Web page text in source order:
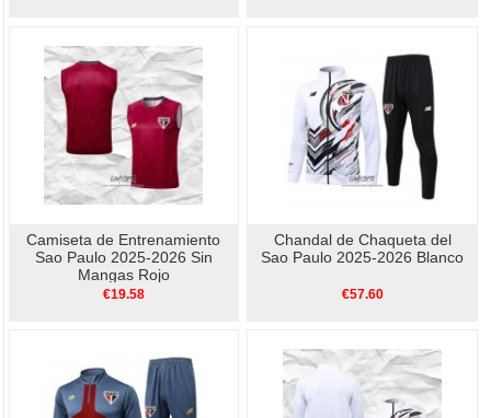
Camiseta de Entrenamiento
Sao Paulo 2025-2026 Sin
Mangas Rojo
€19.58
Chandal de Chaqueta del
Sao Paulo 2025-2026 Blanco
€57.60